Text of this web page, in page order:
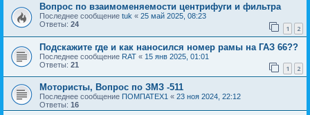
Вопрос по взаимоменяемости центрифуги и фильтра
Последнее сообщение tuk « 25 май 2025, 08:23
Ответы: 24 1 2
Подскажите где и как наносился номер рамы на ГАЗ 66??
Последнее сообщение RAT « 15 янв 2025, 01:01
Ответы: 21 1 2
Мотористы, Вопрос по ЗМЗ -511
Последнее сообщение ПОМПАТЕХ1 « 23 ноя 2024, 22:12
Ответы: 16